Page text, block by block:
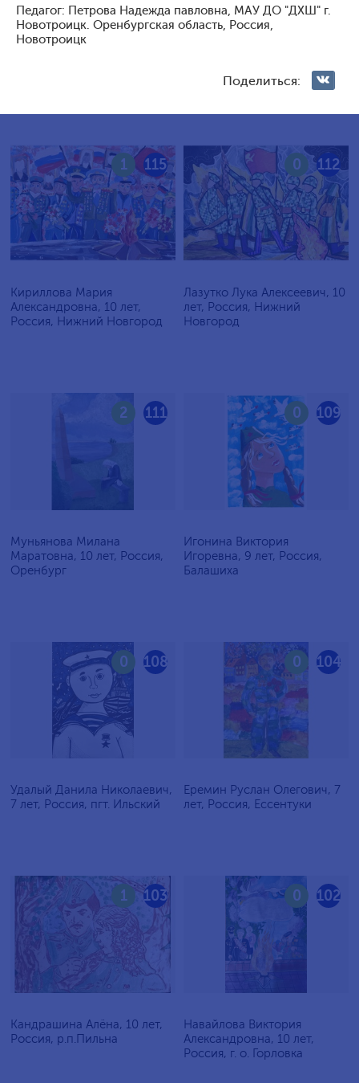
Педагог: Петрова Надежда павловна, МАУ ДО "ДХШ" г.
Новотроицк. Оренбургская область, Россия,
Новотроицк
Поделиться:
Павлова Ярослава
115
1
Кириллова Мария
Александровна, 10 лет,
Россия, Нижний Новгород
112
0
Лазутко Лука Алексеевич, 10
лет, Россия, Нижний
Новгород
111
2
Муньянова Милана
Маратовна, 10 лет, Россия,
Оренбург
109
0
Игонина Виктория
Игоревна, 9 лет, Россия,
Балашиха
108
0
Удалый Данила Николаевич,
7 лет, Россия, пгт. Ильский
104
0
Еремин Руслан Олегович, 7
лет, Россия, Ессентуки
103
1
Кандрашина Алёна, 10 лет,
Россия, р.п.Пильна
102
0
Навайлова Виктория
Александровна, 10 лет,
Россия, г. о. Горловка